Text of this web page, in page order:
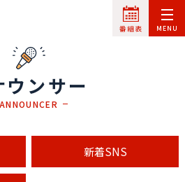
ウンサー
ANNOUNCER
新着SNS